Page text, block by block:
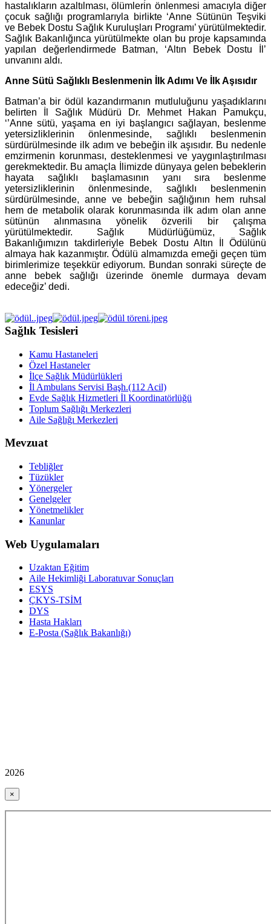
hastalıkların azaltılması, ölümlerin önlenmesi amacıyla diğer
çocuk sağlığı programlarıyla birlikte ‘Anne Sütünün Teşviki
ve Bebek Dostu Sağlık Kuruluşları Programı’ yürütülmektedir.
Sağlık Bakanlığınca yürütülmekte olan bu proje kapsamında
yapılan değerlendirmede Batman, ‘Altın Bebek Dostu İl’
unvanını aldı.
Anne Sütü Sağlıklı Beslenmenin İlk Adımı Ve İlk Aşısıdır
Batman’a bir ödül kazandırmanın mutluluğunu yaşadıklarını
belirten İl Sağlık Müdürü Dr. Mehmet Hakan Pamukçu,
‘’Anne sütü, yaşama en iyi başlangıcı sağlayan, beslenme
yetersizliklerinin önlenmesinde, sağlıklı beslenmenin
sürdürülmesinde ilk adım ve bebeğin ilk aşısıdır. Bu nedenle
emzirmenin korunması, desteklenmesi ve yaygınlaştırılması
gerekmektedir. Bu amaçla İlimizde dünyaya gelen bebeklerin
hayata sağlıklı başlamasının yanı sıra beslenme
yetersizliklerinin önlenmesinde, sağlıklı beslenmenin
sürdürülmesinde, anne ve bebeğin sağlığının hem ruhsal
hem de metabolik olarak korunmasında ilk adım olan anne
sütünün alınmasına yönelik özverili bir çalışma
yürütülmektedir. Sağlık Müdürlüğümüz, Sağlık
Bakanlığımızın takdirleriyle Bebek Dostu Altın İl Ödülünü
almaya hak kazanmıştır. Ödülü almamızda emeği geçen tüm
birimlerimize teşekkür ediyorum. Bundan sonraki süreçte de
anne bebek sağlığı üzerinde önemle durmaya devam
edeceğiz’ dedi.
Sağlık Tesisleri
Kamu Hastaneleri
Özel Hastaneler
İlçe Sağlık Müdürlükleri
İl Ambulans Servisi Başh.(112 Acil)
Evde Sağlık Hizmetleri İl Koordinatörlüğü
Toplum Sağlığı Merkezleri
Aile Sağlığı Merkezleri
Mevzuat
Tebliğler
Tüzükler
Yönergeler
Genelgeler
Yönetmelikler
Kanunlar
Web Uygulamaları
Uzaktan Eğitim
Aile Hekimliği Laboratuvar Sonuçları
ESYS
ÇKYS-TSİM
DYS
Hasta Hakları
E-Posta (Sağlık Bakanlığı)
2026
×